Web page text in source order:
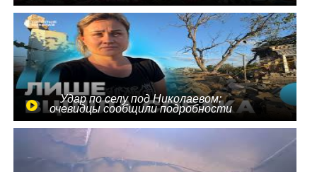
Удар по селу под Николаевом:
очевидцы сообщили подробности